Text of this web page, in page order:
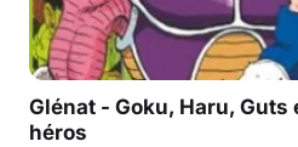
Glénat - Goku, Haru,
héros